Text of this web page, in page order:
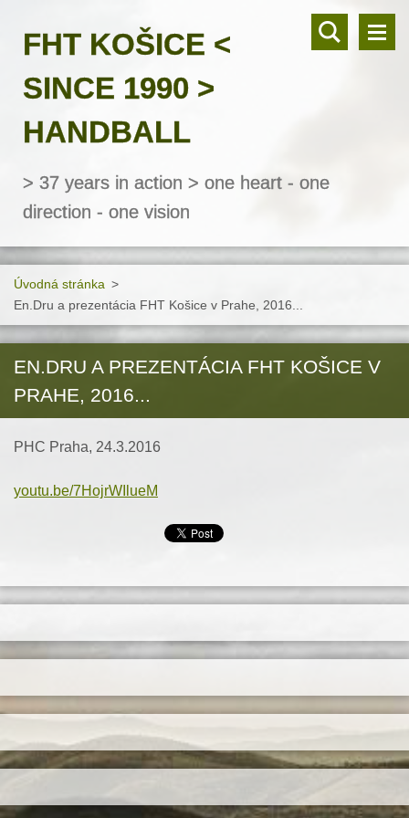
FHT KOŠICE <
SINCE 1990 >
HANDBALL
> 37 years in action > one heart - one
direction - one vision
Úvodná stránka >
En.Dru a prezentácia FHT Košice v Prahe, 2016...
EN.DRU A PREZENTÁCIA FHT KOŠICE V
PRAHE, 2016...
PHC Praha, 24.3.2016
youtu.be/7HojrWIlueM